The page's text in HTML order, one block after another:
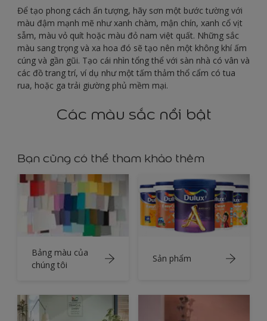
Để tạo phong cách ấn tượng, hãy sơn một bước tường với
màu đậm mạnh mẽ như xanh chàm, mận chín, xanh cổ vịt
sẫm, màu vỏ quít hoặc màu đỏ nam việt quất. Những sắc
màu sang trọng và xa hoa đó sẽ tạo nên một không khí ấm
cúng và gần gũi. Tạo cái nhìn tổng thể với sàn nhà có vân và
các đồ trang trí, ví dụ như một tấm thảm thổ cẩm có tua
rua, hoặc ga trải giường phủ mềm mại.
Các màu sắc nổi bật
Bạn cũng có thể tham khảo thêm
Bảng màu của
chúng tôi
Sản phẩm